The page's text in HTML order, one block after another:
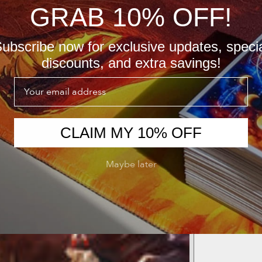
GRAB 10% OFF!
now for exclusive updates,
discounts, and extra savings!
Email
CLAIM MY 10% OFF
Maybe later